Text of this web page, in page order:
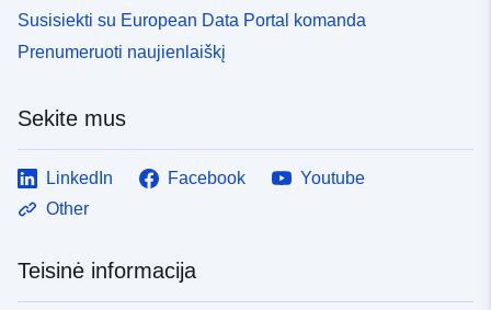
Susisiekti su European Data Portal komanda
Prenumeruoti naujienlaiškį
Sekite mus
LinkedIn Facebook
Youtube
Other
Teisinė informacija